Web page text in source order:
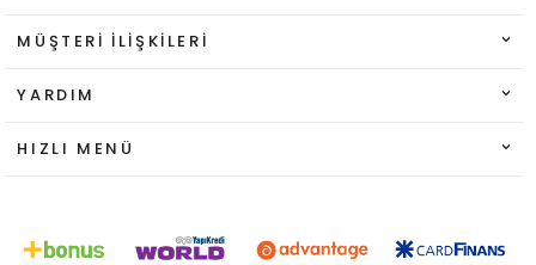
MÜŞTERI İLIŞKILERI
YARDIM
HIZLI MENÜ